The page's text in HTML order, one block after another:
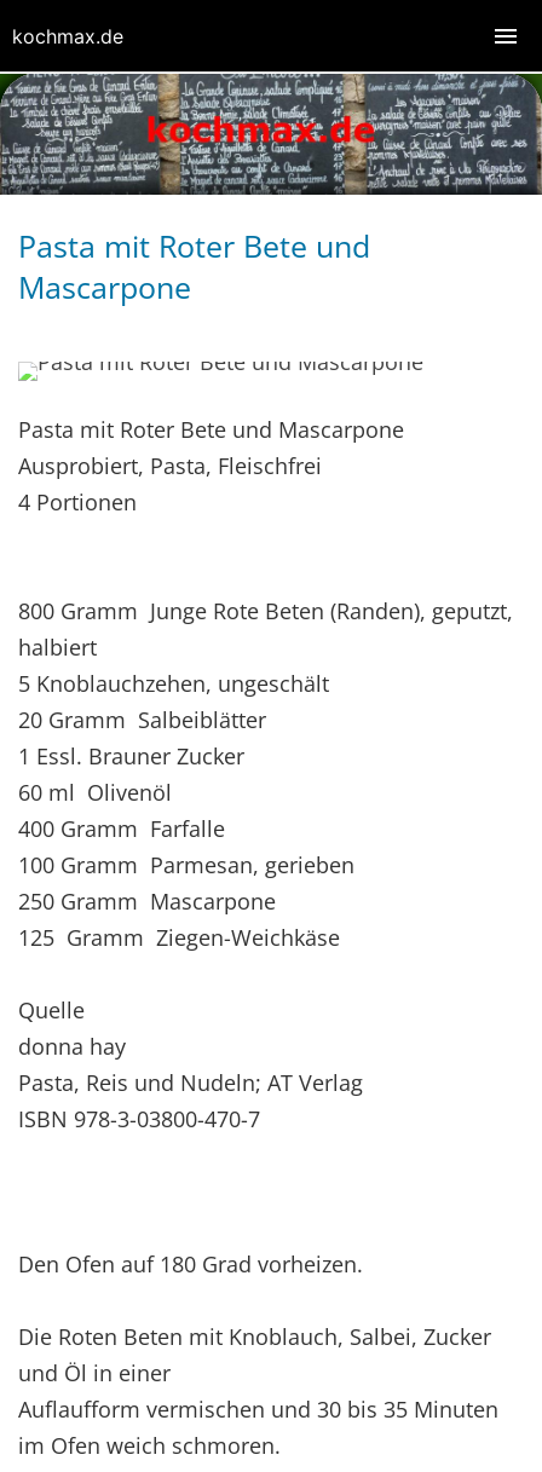
Pasta mit Roter Bete und
Mascarpone
Pasta mit Roter Bete und Mascarpone
Ausprobiert, Pasta, Fleischfrei
4 Portionen
800 Gramm Junge Rote Beten (Randen), geputzt,
halbiert
5 Knoblauchzehen, ungeschält
20 Gramm Salbeiblätter
1 Essl. Brauner Zucker
60 ml Olivenöl
400 Gramm Farfalle
100 Gramm Parmesan, gerieben
250 Gramm Mascarpone
125 Gramm Ziegen-Weichkäse
Quelle
donna hay
Pasta, Reis und Nudeln; AT Verlag
ISBN 978-3-03800-470-7
Den Ofen auf 180 Grad vorheizen.
Die Roten Beten mit Knoblauch, Salbei, Zucker
und Öl in einer
Auflaufform vermischen und 30 bis 35 Minuten
im Ofen weich schmoren.
kochmax.de